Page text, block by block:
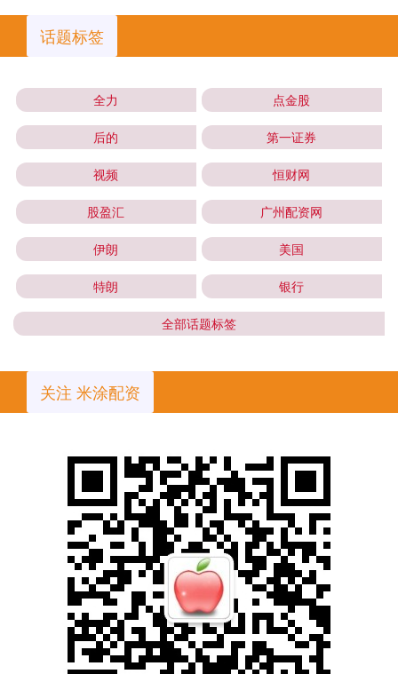
话题标签
全力 点金股
后的 第一证券
视频 恒财网
股盈汇 广州配资网
伊朗 美国
特朗 银行
全部话题标签
关注 米涂配资